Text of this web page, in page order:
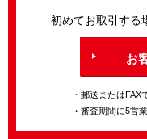
初めてお取引する
お
・郵送またはFAX
・審査期間に5営